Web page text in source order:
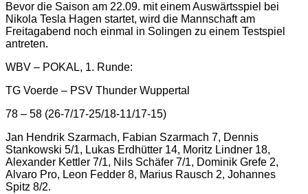
Bevor die Saison am 22.09. mit einem Auswärtsspiel bei
Nikola Tesla Hagen startet, wird die Mannschaft am
Freitagabend noch einmal in Solingen zu einem Testspiel
antreten.
WBV – POKAL, 1. Runde:
TG Voerde – PSV Thunder Wuppertal
78 – 58 (26-7/17-25/18-11/17-15)
Jan Hendrik Szarmach, Fabian Szarmach 7, Dennis
Stankowski 5/1, Lukas Erdhütter 14, Moritz Lindner 18,
Alexander Kettler 7/1, Nils Schäfer 7/1, Dominik Grefe 2,
Alvaro Pro, Leon Fedder 8, Marius Rausch 2, Johannes
Spitz 8/2.